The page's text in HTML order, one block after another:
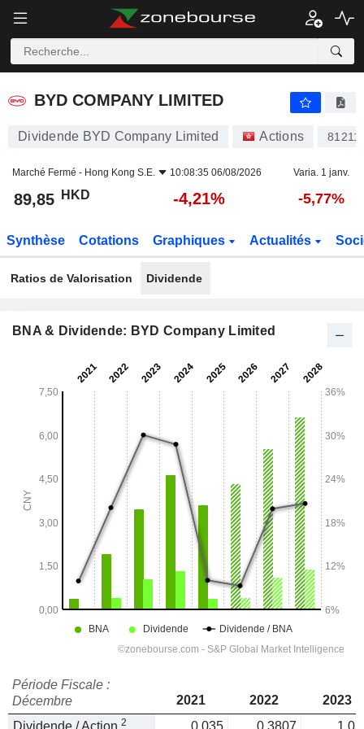
BYD COMPANY LIMITED
BYD COMPANY LIMITED
Dividende BYD Company Limited Actions 81211
Marché Fermé - Hong Kong S.E. 10:08:35 06/08/2026 Varia. 1 janv.
89,85 HKD -4,21% -5,77%
Synthèse Cotations Graphiques Actualités
Ratios de Valorisation Dividende
BNA & Dividende: BYD Company Limited
Période Fiscale :
Décembre
2021 2022
2023
Dividende / Action 2 0,035 0,3807